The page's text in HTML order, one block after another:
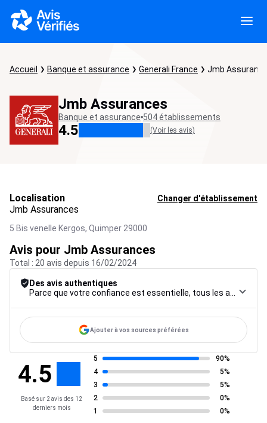
Accueil Banque et assurance Generali France Jmb
Jmb Assurances
Banque et assurance 504 établissements
4.5 (Voir les avis)
Localisation Changer d'établissement
Jmb Assurances
5 Bis venelle Kergos, Quimper 29000
Avis pour Jmb Assurances
Total : 20 avis depuis 16/02/2024
Des avis authentiques
Ajouter à vos sources préférées
4.5
Basé sur 2 avis des 12
derniers mois
5
90%
4
5%
3
5%
2
0%
1
0%